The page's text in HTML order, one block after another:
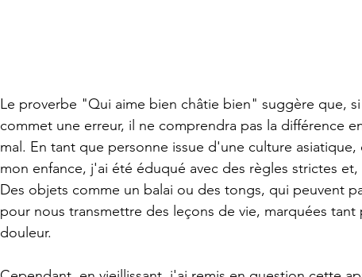
Le proverbe "Qui aime bien châtie bien" suggère que,
commet une erreur, il ne comprendra pas la différence
mal. En tant que personne issue d'une culture
mon enfance, j'ai été éduqué avec des règles strictes
Des objets comme un balai ou des tongs, qui peuvent
pour nous transmettre des leçons de vie, marquées
douleur.